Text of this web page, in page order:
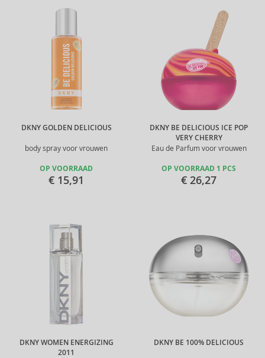
DKNY GOLDEN DELICIOUS
body spray voor vrouwen
OP VOORRAAD
€ 15,91
DKNY BE DELICIOUS ICE POP
VERY CHERRY
Eau de Parfum voor vrouwen
OP VOORRAAD 1 PCS
€ 26,27
DKNY WOMEN ENERGIZING
2011
DKNY BE 100% DELICIOUS